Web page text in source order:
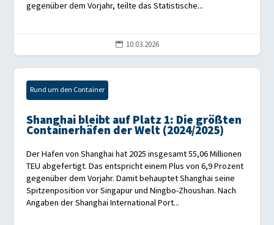
gegenüber dem Vorjahr, teilte das Statistische...
 10.03.2026
Rund um den Container
Shanghai bleibt auf Platz 1: Die größten
Containerhäfen der Welt (2024/2025)
Der Hafen von Shanghai hat 2025 insgesamt 55,06 Millionen
TEU abgefertigt. Das entspricht einem Plus von 6,9 Prozent
gegenüber dem Vorjahr. Damit behauptet Shanghai seine
Spitzenposition vor Singapur und Ningbo-Zhoushan. Nach
Angaben der Shanghai International Port...